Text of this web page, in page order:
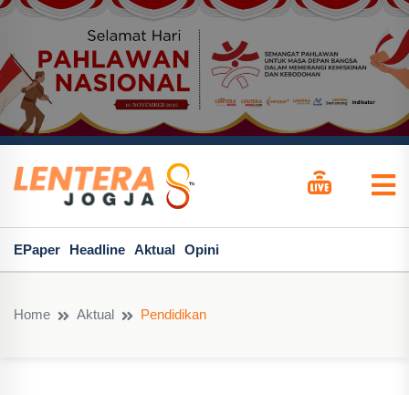
EPaper Headline Aktual Opini
Home Aktual Pendidikan